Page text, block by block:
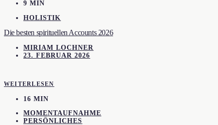
9 MIN
HOLISTIK
Die besten spirituellen Accounts 2026
MIRIAM LOCHNER
23. FEBRUAR 2026
WEITERLESEN
16 MIN
MOMENTAUFNAHME
PERSÖNLICHES